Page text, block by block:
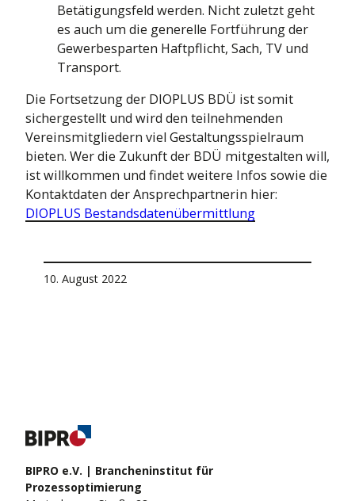
Betätigungsfeld werden. Nicht zuletzt geht
es auch um die generelle Fortführung der
Gewerbesparten Haftpflicht, Sach, TV und
Transport.
Die Fortsetzung der DIOPLUS BDÜ ist somit
sichergestellt und wird den teilnehmenden
Vereinsmitgliedern viel Gestaltungsspielraum
bieten. Wer die Zukunft der BDÜ mitgestalten will,
ist willkommen und findet weitere Infos sowie die
Kontaktdaten der Ansprechpartnerin hier:
DIOPLUS Bestandsdatenübermittlung
10. August 2022
BIPRO e.V. | Brancheninstitut für
Prozessoptimierung